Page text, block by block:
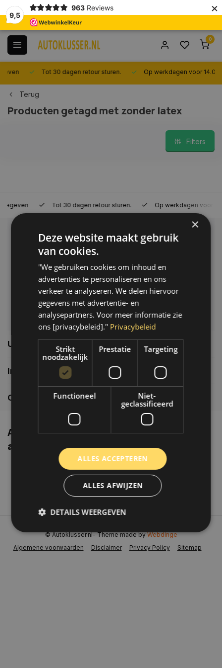
9,5
963 Reviews ×
0
Tot 30 dagen retour sturen. Op werkdagen voor 14.00 uur
Terug
Producten getagd met zonder latex
Filters
Tot 30 dagen retour sturen. Op werkdagen voor 14.00 uur
Klantenservice
Veelgestelde vragen
06-39119169
info@autoklusser.nl
Usefull links
Informatie
Contactgegevens
Altijd de nieuwste producten en
aanbiedingen weten?
Abonneer
Algemene voorwaarden Disclaimer Privacy Policy Sitemap
© Autoklusser.nl- Theme made byWebdinge
×
Deze website maakt gebruik
van cookies.
"We gebruiken cookies om inhoud en
advertenties te personaliseren en ons
verkeer te analyseren. We delen hiervoor
gegevens met advertentie- en
analysepartners. Voor meer informatie zie
ons [privacybeleid]." Privacybeleid
Strikt
noodzakelijk
Prestatie Targeting
Functioneel
Niet-
geclassificeerd
ALLES ACCEPTEREN
ALLES AFWIJZEN
DETAILS WEERGEVEN
Strikt noodzakelijk Prestatie
Targeting